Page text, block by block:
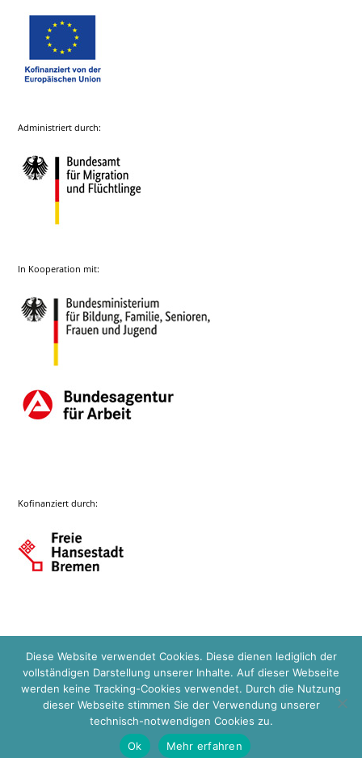
Administriert durch:
In Kooperation mit:
Kofinanziert durch:
Diese Website verwendet Cookies. Diese dienen lediglich der
vollständigen Darstellung unserer Inhalte. Auf dieser Webseite
werden keine Tracking-Cookies verwendet. Durch die Nutzung
dieser Webseite stimmen Sie der Verwendung unserer
technisch-notwendigen Cookies zu.
Ok
Mehr erfahren